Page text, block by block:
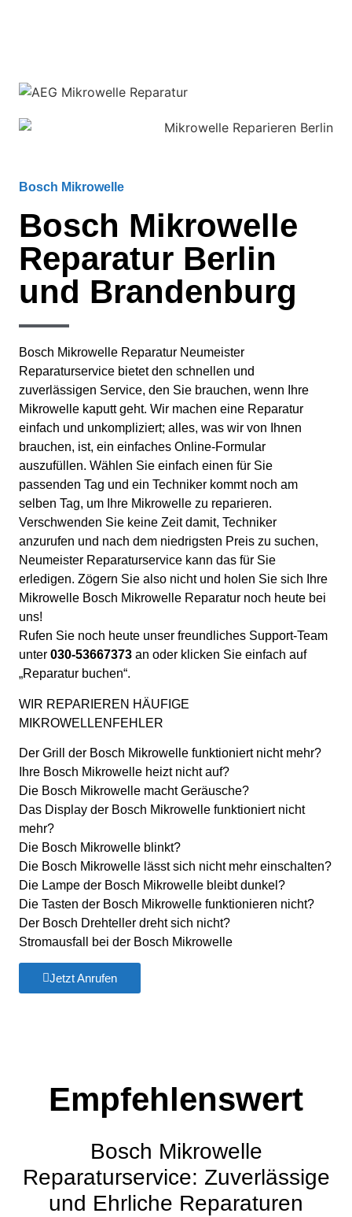
Bosch Mikrowelle
Bosch Mikrowelle
Reparatur Berlin
und Brandenburg
Bosch Mikrowelle Reparatur Neumeister
Reparaturservice bietet den schnellen und
zuverlässigen Service, den Sie brauchen, wenn Ihre
Mikrowelle kaputt geht. Wir machen eine Reparatur
einfach und unkompliziert; alles, was wir von Ihnen
brauchen, ist, ein einfaches Online-Formular
auszufüllen. Wählen Sie einfach einen für Sie
passenden Tag und ein Techniker kommt noch am
selben Tag, um Ihre Mikrowelle zu reparieren.
Verschwenden Sie keine Zeit damit, Techniker
anzurufen und nach dem niedrigsten Preis zu suchen,
Neumeister Reparaturservice kann das für Sie
erledigen. Zögern Sie also nicht und holen Sie sich Ihre
Mikrowelle Bosch Mikrowelle Reparatur noch heute bei
uns!
Rufen Sie noch heute unser freundliches Support-Team
unter 030-53667373 an oder klicken Sie einfach auf
„Reparatur buchen“.
WIR REPARIEREN HÄUFIGE
MIKROWELLENFEHLER
Der Grill der Bosch Mikrowelle funktioniert nicht mehr?
Ihre Bosch Mikrowelle heizt nicht auf?
Die Bosch Mikrowelle macht Geräusche?
Das Display der Bosch Mikrowelle funktioniert nicht
mehr?
Die Bosch Mikrowelle blinkt?
Die Bosch Mikrowelle lässt sich nicht mehr einschalten?
Die Lampe der Bosch Mikrowelle bleibt dunkel?
Die Tasten der Bosch Mikrowelle funktionieren nicht?
Der Bosch Drehteller dreht sich nicht?
Stromausfall bei der Bosch Mikrowelle
Jetzt Anrufen
Empfehlenswert
Bosch Mikrowelle
Reparaturservice: Zuverlässige
und Ehrliche Reparaturen